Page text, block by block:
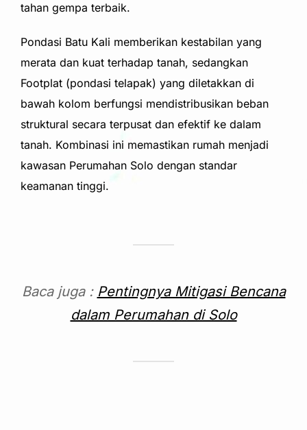
tahan gempa terbaik.
Pondasi Batu Kali memberikan kestabilan yang
merata dan kuat terhadap tanah, sedangkan
Footplat (pondasi telapak) yang diletakkan di
bawah kolom berfungsi mendistribusikan beban
struktural secara terpusat dan efektif ke dalam
tanah. Kombinasi ini memastikan rumah menjadi
kawasan Perumahan Solo dengan standar
keamanan tinggi.
Baca juga : Pentingnya Mitigasi Bencana
dalam Perumahan di Solo